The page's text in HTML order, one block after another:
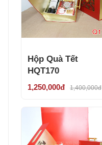
Hộp Quà Tết
HQT170
1,250,000đ 1,400,000đ